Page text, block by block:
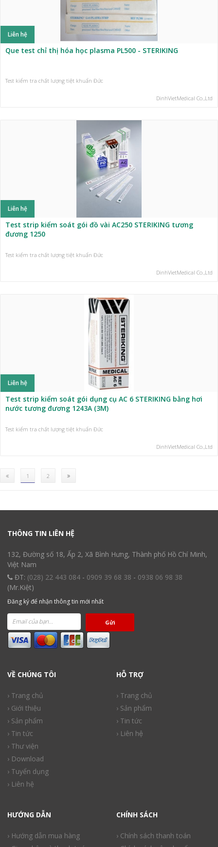
Liên hệ
Que test chỉ thị hóa học plasma PL500 - STERIKING
Test kiểm tra chất lượng tiệt khuẩn Đức
DinhVietMedical Co.,Ltd
Liên hệ
Test strip kiểm soát gói đồ vài AC250 STERIKING tương
đương 1250
Test kiểm tra chất lượng tiệt khuẩn Đức
DinhVietMedical Co.,Ltd
Liên hệ
Test strip kiểm soát gói dụng cụ AC 6 STERIKING bằng hơi
nước tương đương 1243A (3M)
Test kiểm tra chất lượng tiệt khuẩn Đức
DinhVietMedical Co.,Ltd
1 (current)
2
THÔNG TIN LIÊN HỆ
132, Đường số 18, Ấp 2, Xã Bình Hưng, Thành phố Hồ Chí Minh,
Việt Nam
ĐT: (028) 22 443 084 - 0909 39 68 38 - 0938 06 98 38
(Mr.Kiệt)
Đăng ký để nhận thông tin mới nhất
Gửi
VỀ CHÚNG TÔI
› Trang chủ
› Giới thiệu
› Sản phẩm
› Tin tức
› Thư viện
› Download
› Tuyển dụng
› Liên hệ
HỖ TRỢ
› Trang chủ
› Sản phẩm
› Tin tức
› Liên hệ
HƯỚNG DẪN
› Hướng dẫn mua hàng
CHÍNH SÁCH
› Chính sách thanh toán